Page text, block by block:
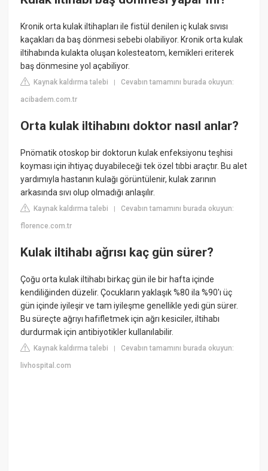
Kronik orta kulak iltihapları ile fistül denilen iç kulak sıvısı
kaçakları da baş dönmesi sebebi olabiliyor. Kronik orta kulak
iltihabında kulakta oluşan kolesteatom, kemikleri eriterek
baş dönmesine yol açabiliyor.
Kaynak kaldırma talebi |Cevabın tamamını burada okuyun:
acibadem.com.tr
Orta kulak iltihabını doktor nasıl anlar?
Pnömatik otoskop bir doktorun kulak enfeksiyonu teşhisi
koyması için ihtiyaç duyabileceği tek özel tıbbi araçtır. Bu alet
yardımıyla hastanın kulağı görüntülenir, kulak zarının
arkasında sıvı olup olmadığı anlaşılır.
Kaynak kaldırma talebi |Cevabın tamamını burada okuyun:
florence.com.tr
Kulak iltihabı ağrısı kaç gün sürer?
Çoğu orta kulak iltihabı birkaç gün ile bir hafta içinde
kendiliğinden düzelir. Çocukların yaklaşık %80 ila %90'ı üç
gün içinde iyileşir ve tam iyileşme genellikle yedi gün sürer.
Bu süreçte ağrıyı hafifletmek için ağrı kesiciler, iltihabı
durdurmak için antibiyotikler kullanılabilir.
Kaynak kaldırma talebi |Cevabın tamamını burada okuyun:
livhospital.com